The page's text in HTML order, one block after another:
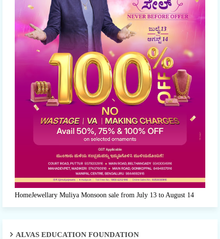
HomeJewellary Muliya Monsoon sale from July 13 to August 14
ALVAS EDUCATION FOUNDATION